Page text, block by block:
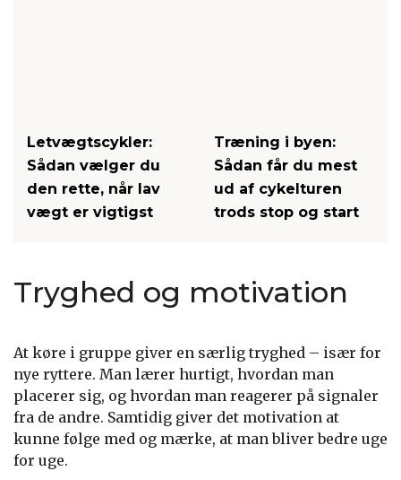
Letvægtscykler:
Sådan vælger du
den rette, når lav
vægt er vigtigst
Træning i byen:
Sådan får du mest
ud af cykelturen
trods stop og start
Tryghed og motivation
At køre i gruppe giver en særlig tryghed – især for
nye ryttere. Man lærer hurtigt, hvordan man
placerer sig, og hvordan man reagerer på signaler
fra de andre. Samtidig giver det motivation at
kunne følge med og mærke, at man bliver bedre uge
for uge.